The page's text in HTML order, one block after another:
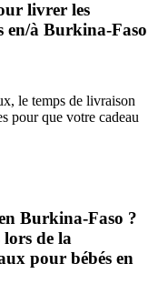
livrer les
en/à Burkina-Faso
le temps de livraison
pour que votre cadeau
Burkina-Faso ?
lors de la
pour bébés en